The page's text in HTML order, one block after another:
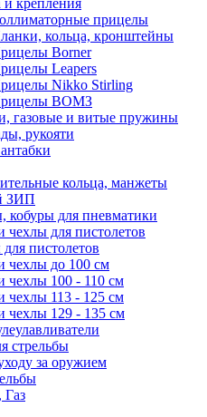
прицелы
кольца, кронштейны
Borner
Leapers
Nikko Stirling
ВОМЗ
газовые и витые пружины
рукояти
кольца, манжеты
ЗИП
кобуры для пневматики
чехлы для пистолетов
пистолетов
чехлы до 100 см
чехлы 100 - 110 см
чехлы 113 - 125 см
чехлы 129 - 135 см
стрельбы
за оружием